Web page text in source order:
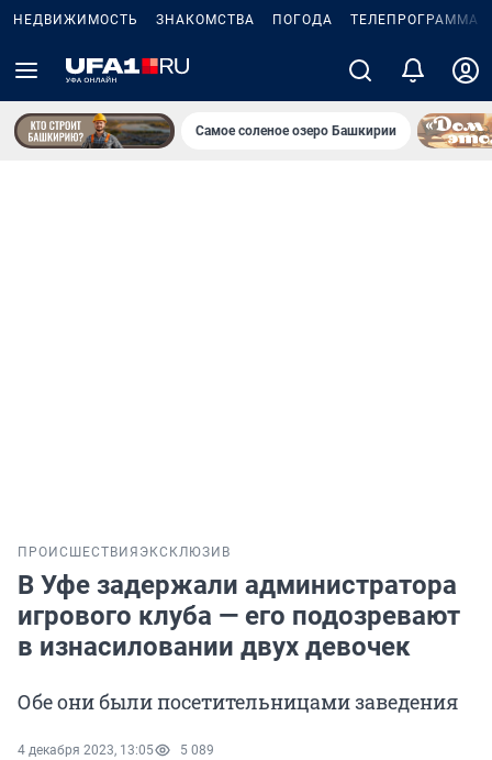
НЕДВИЖИМОСТЬ ЗНАКОМСТВА ПОГОДА ТЕЛЕПРОГРАММА
Самое соленое озеро Башкирии
ПРОИСШЕСТВИЯ ЭКСКЛЮЗИВ
В Уфе задержали администратора
игрового клуба — его подозревают
в изнасиловании двух девочек
Обе они были посетительницами заведения
4 декабря 2023, 13:05 5 089